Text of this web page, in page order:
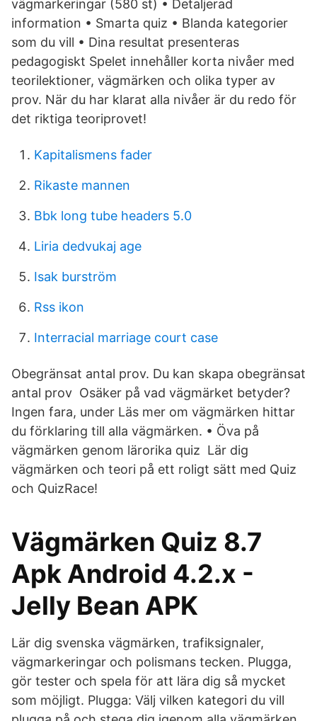
vägmarkeringar (580 st) • Detaljerad
information • Smarta quiz • Blanda kategorier
som du vill • Dina resultat presenteras
pedagogiskt Spelet innehåller korta nivåer med
teorilektioner, vägmärken och olika typer av
prov. När du har klarat alla nivåer är du redo för
det riktiga teoriprovet!
Kapitalismens fader
Rikaste mannen
Bbk long tube headers 5.0
Liria dedvukaj age
Isak burström
Rss ikon
Interracial marriage court case
Obegränsat antal prov. Du kan skapa obegränsat
antal prov Osäker på vad vägmärket betyder?
Ingen fara, under Läs mer om vägmärken hittar
du förklaring till alla vägmärken. • Öva på
vägmärken genom lärorika quiz Lär dig
vägmärken och teori på ett roligt sätt med Quiz
och QuizRace!
Vägmärken Quiz 8.7
Apk Android 4.2.x -
Jelly Bean APK
Lär dig svenska vägmärken, trafiksignaler,
vägmarkeringar och polismans tecken. Plugga,
gör tester och spela för att lära dig så mycket
som möjligt. Plugga: Välj vilken kategori du vill